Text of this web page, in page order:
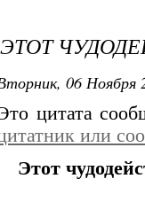
ЭТОТ
06 Ноября
цитата
или
Этот